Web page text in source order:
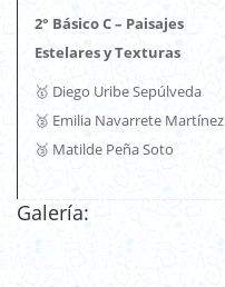
2° Básico C – Paisajes
Estelares y Texturas
🥇 Diego Uribe Sepúlveda
🥈 Emilia Navarrete Martínez
🥉 Matilde Peña Soto
Galería: